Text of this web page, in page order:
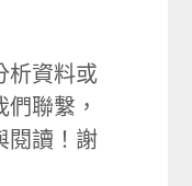
析資料或
聯繫，
閱讀！謝